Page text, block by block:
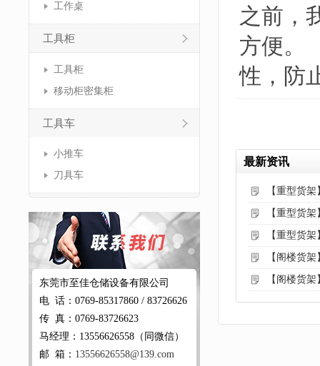
工作桌
工具柜
工具柜
移动柜密集柜
工具车
小推车
刀具车
东莞市至佳仓储设备有限公司
电 话：0769-85317860 / 83726626
传 真：0769-83726623
马经理：13556626558（同微信）
邮 箱： 13556626558@139.com
之前，
方便。
性，防
最新资讯
【重型货
【重型货
【重型货
【阁楼货
【阁楼货